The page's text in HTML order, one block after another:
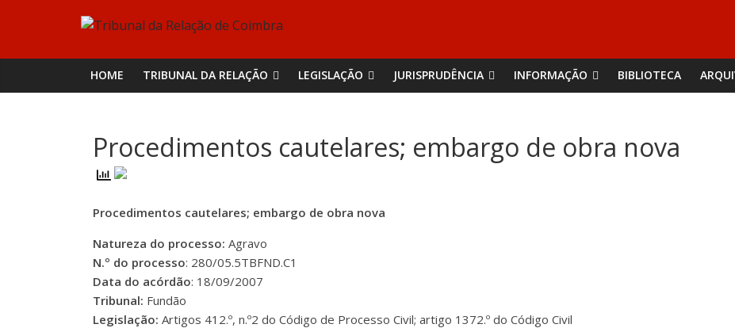
Tribunal
da
Relação
de
Coimbra
HOME TRIBUNAL DA RELAÇÃO LEGISLAÇÃO JURISPRUDÊNCIA INFORMAÇÃO BIBLIOTECA
Procedimentos cautelares; embargo de obra nova
Procedimentos cautelares; embargo de obra nova
Natureza do processo: Agravo
N.º do processo: 280/05.5TBFND.C1
Data do acórdão: 18/09/2007
Tribunal: Fundão
Legislação: Artigos 412.º, n.º2 do Código de Processo Civil; artigo 1372.º do Código Civil